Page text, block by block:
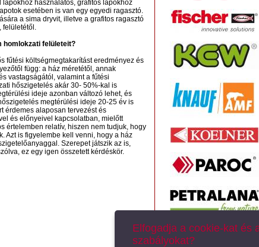
használatos, grafitos lapokhoz
esetében is van egy egyedi ragasztó.
a sima dryvit, illetve a grafitos ragasztó
felületétől.
homlokzati felületeit?
fűtési költségmegtakarítást eredményez és
függ: a ház méretétől, annak
vastagságától, valamint a fűtési
hőszigetelés akár 30- 50%-kal is
ideje azonban változó lehet, és
megtérülési ideje 20-25 év is
érdemes alaposan tervezést és
és előnyeivel kapcsolatban, mielőtt
értelemben relatív, hiszen nem tudjuk, hogy
Azt is figyelembe kell venni, hogy a ház
Szerepet játszik az is,
ez egy igen összetett kérdéskör.
Elfogadja a cookie-kat és
szabályokat?